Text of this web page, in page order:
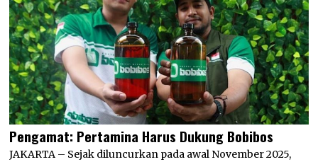
Pengamat: Pertamina Harus Dukung Bobibos
JAKARTA – Sejak diluncurkan pada awal November 2025,